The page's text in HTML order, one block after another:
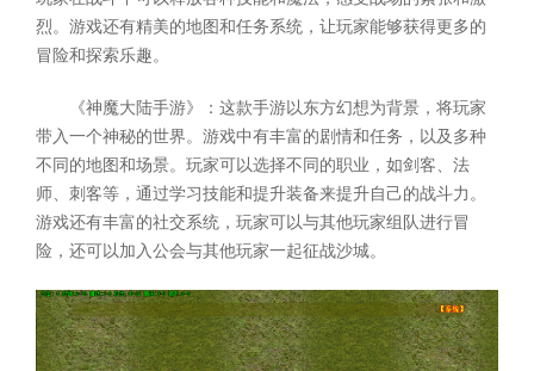
烈。游戏还有精美的地图和任务系统，让玩家能够获得更多的
冒险和探索乐趣。
《神魔大陆手游》：这款手游以东方幻想为背景，将玩家
带入一个神秘的世界。游戏中有丰富的剧情和任务，以及多种
不同的地图和场景。玩家可以选择不同的职业，如剑客、法
师、刺客等，通过学习技能和提升装备来提升自己的战斗力。
游戏还有丰富的社交系统，玩家可以与其他玩家组队进行冒
险，还可以加入公会与其他玩家一起征战沙城。